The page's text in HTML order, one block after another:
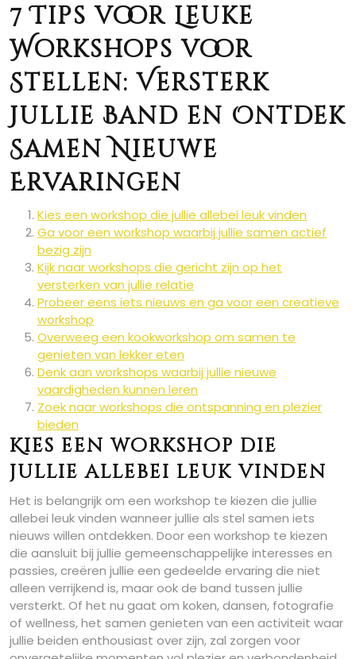
7 Tips voor Leuke
Workshops voor
Stellen: Versterk
Jullie Band en Ontdek
Samen Nieuwe
Ervaringen
Kies een workshop die jullie allebei leuk vinden
Ga voor een workshop waarbij jullie samen actief
bezig zijn
Kijk naar workshops die gericht zijn op het
versterken van jullie relatie
Probeer eens iets nieuws en ga voor een creatieve
workshop
Overweeg een kookworkshop om samen te
genieten van lekker eten
Denk aan workshops waarbij jullie nieuwe
vaardigheden kunnen leren
Zoek naar workshops die ontspanning en plezier
bieden
Kies een workshop die
jullie allebei leuk vinden
Het is belangrijk om een workshop te kiezen die jullie
allebei leuk vinden wanneer jullie als stel samen iets
nieuws willen ontdekken. Door een workshop te kiezen
die aansluit bij jullie gemeenschappelijke interesses en
passies, creëren jullie een gedeelde ervaring die niet
alleen verrijkend is, maar ook de band tussen jullie
versterkt. Of het nu gaat om koken, dansen, fotografie
of wellness, het samen genieten van een activiteit waar
jullie beiden enthousiast over zijn, zal zorgen voor